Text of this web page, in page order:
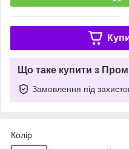
Що таке купити з
Замовлення під
Колір